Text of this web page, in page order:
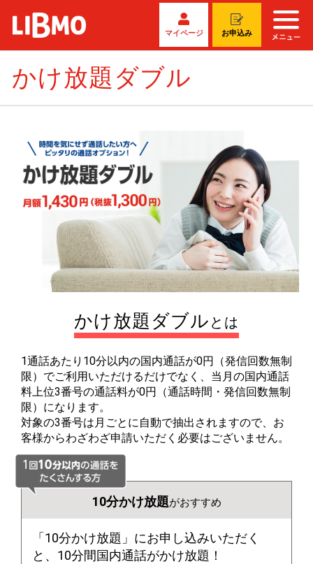
マイページ お申込み
かけ放題ダブル
かけ放題ダブル とは
1通話あたり10分以内の国内通話が0円（発信回数無制
限）でご利用いただけるだけでなく、当月の国内通話
料上位3番号の通話料が0円（通話時間・発信回数無制
限）になります。
対象の3番号は月ごとに自動で抽出されますので、お
客様からわざわざ申請いただく必要はございません。
10分かけ放題がおすすめ
「10分かけ放題」にお申し込みいただく
と、10分間国内通話がかけ放題！